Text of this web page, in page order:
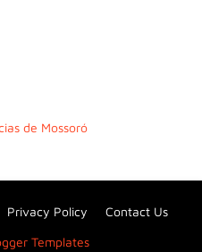
de Mossoró
Templates
Privacy Policy Contact Us